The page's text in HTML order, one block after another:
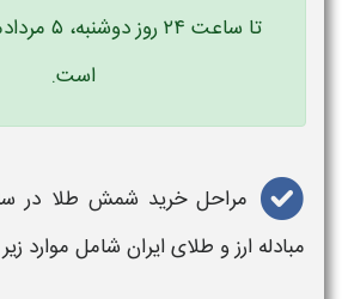
تا ساعت ۲۴
است.
مراحلخرید شمش طلا در
مبادله ارز و طلای ایران شامل موارد